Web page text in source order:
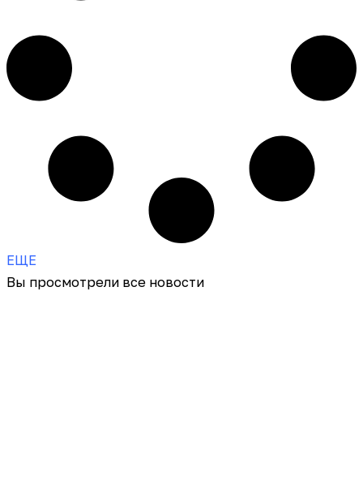
ЕЩЕ
Вы просмотрели все новости